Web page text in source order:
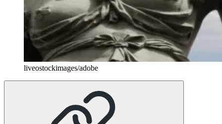
liveostockimages/adobe